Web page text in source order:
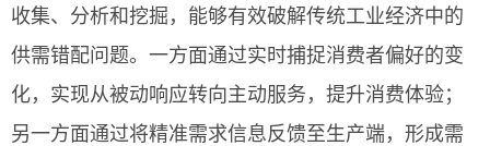
收集、分析和挖掘，能够有效破解传统工业经济中的
供需错配问题。一方面通过实时捕捉消费者偏好的变
化，实现从被动响应转向主动服务，提升消费体验；
另一方面通过将精准需求信息反馈至生产端，形成需